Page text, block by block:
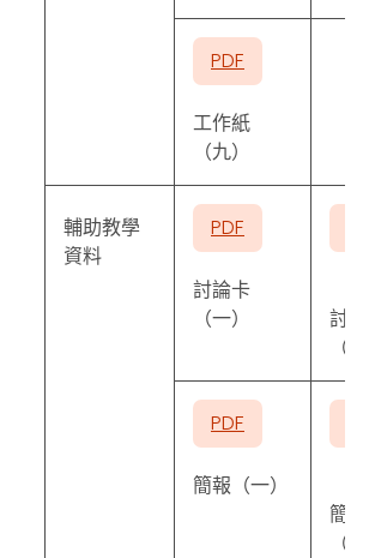
PDF
工作紙
（九）
輔助教學
資料
PDF
討論卡
（一）
討
（
PDF
簡報（一）
簡報
（